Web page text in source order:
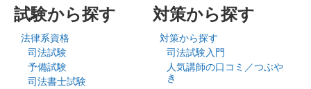
試験から探す
法律系資格
司法試験
予備試験
司法書士試験
対策から探す
対策から探す
司法試験入門
人気講師の口コミ／つぶや
き